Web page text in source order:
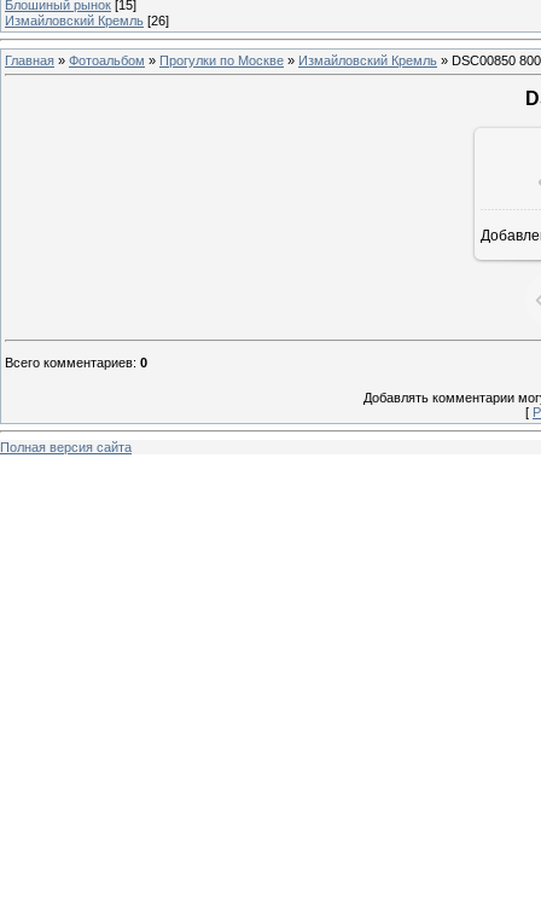
Блошиный рынок [15]
Измайловский Кремль [26]
Главная » Фотоальбом » Прогулки по Москве » Измайловский Кремль » DSC00850 800
Всего комментариев: 0
Добавлять комментарии
[
Полная версия сайта